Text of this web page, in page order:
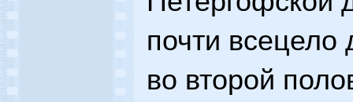
почти всецело
во второй